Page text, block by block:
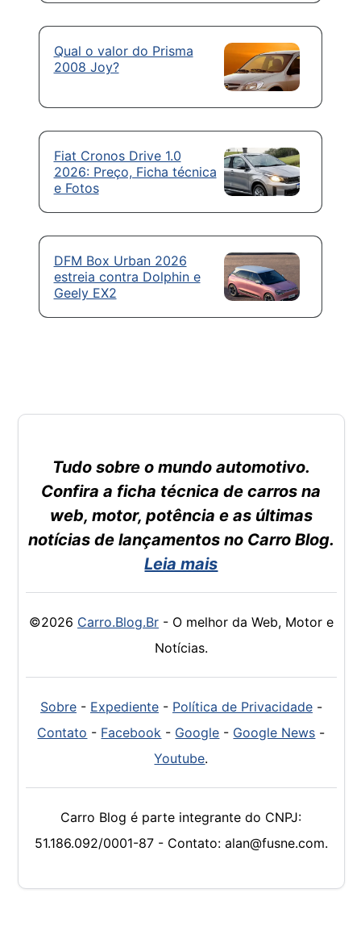
Qual o valor do Prisma
2008 Joy?
Fiat Cronos Drive 1.0
2026: Preço, Ficha técnica
e Fotos
DFM Box Urban 2026
estreia contra Dolphin e
Geely EX2
Tudo sobre o mundo automotivo.
Confira a ficha técnica de carros na
web, motor, potência e as últimas
notícias de lançamentos no Carro Blog.
Leia mais
©2026 Carro.Blog.Br- O melhor da Web, Motor e
Notícias.
Sobre- Expediente- Política de Privacidade-
Contato - Facebook - Google - Google News -
Youtube.
Carro Blog é parte integrante do CNPJ:
51.186.092/0001-87 - Contato: alan@fusne.com.